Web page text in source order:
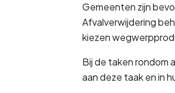
Gemeenten zijn
Afvalverwijdering
kiezen
Bij de taken rondom
aan deze taak en in